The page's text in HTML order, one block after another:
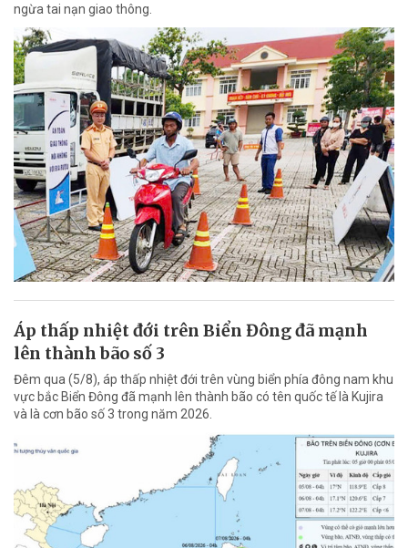
ngừa tai nạn giao thông.
Áp thấp nhiệt đới trên Biển Đông đã mạnh
lên thành bão số 3
Đêm qua (5/8), áp thấp nhiệt đới trên vùng biển phía đông nam khu
vực bắc Biển Đông đã mạnh lên thành bão có tên quốc tế là Kujira
và là cơn bão số 3 trong năm 2026.